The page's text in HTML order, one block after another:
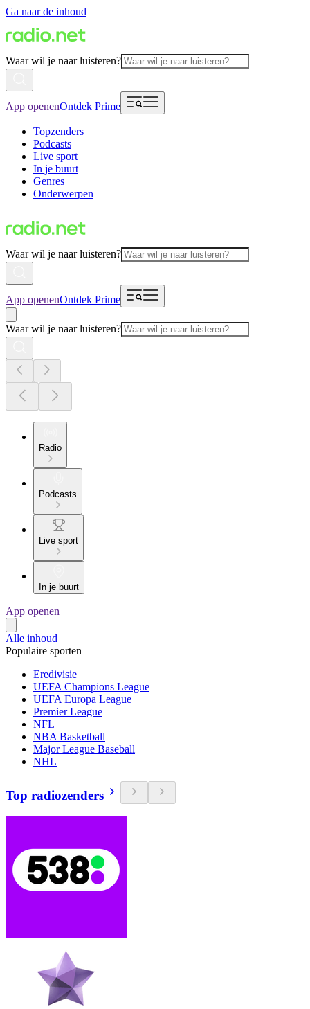
Ga naar de inhoud
Waar wil je naar luisteren?
App openenOntdek Prime
Topzenders
Podcasts
Live sport
In je buurt
Genres
Onderwerpen
Waar wil je naar luisteren?
App openenOntdek Prime
Waar wil je naar luisteren?
Radio
Podcasts
Live sport
In je buurt
App openen
Alle inhoud
Populaire sporten
Eredivisie
UEFA Champions League
UEFA Europa League
Premier League
NFL
NBA Basketball
Major League Baseball
NHL
Top radiozenders